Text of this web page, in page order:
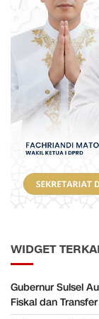
WIDGET
Gubernur Sulsel
Fiskal dan